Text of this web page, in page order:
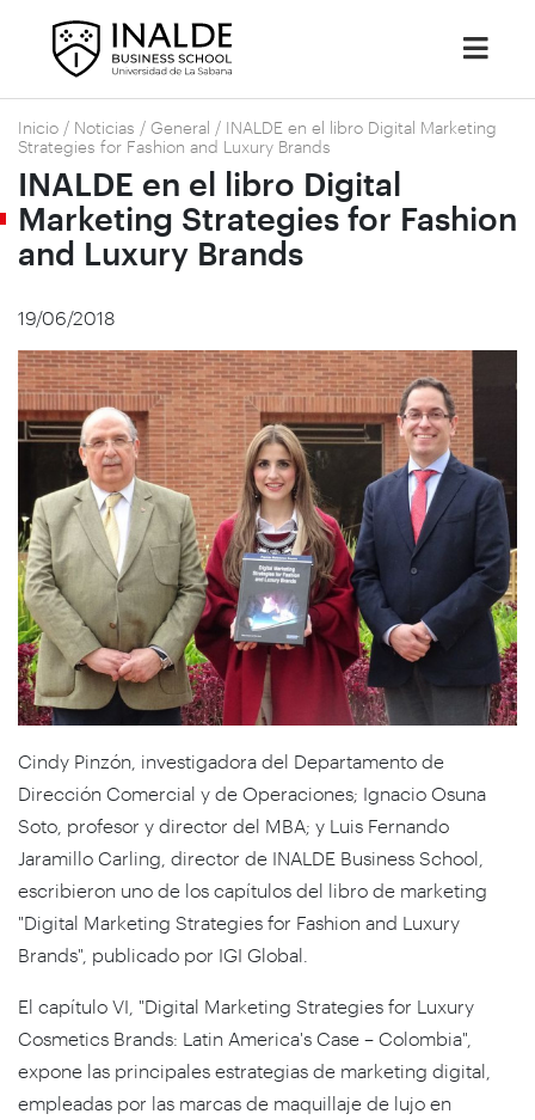
Inicio / Noticias / General / INALDE en el libro Digital Marketing
Strategies for Fashion and Luxury Brands
INALDE en el libro Digital
Marketing Strategies for Fashion
and Luxury Brands
19/06/2018
Cindy Pinzón, investigadora del Departamento de
Dirección Comercial y de Operaciones; Ignacio Osuna
Soto, profesor y director del MBA; y Luis Fernando
Jaramillo Carling, director de INALDE Business School,
escribieron uno de los capítulos del libro de marketing
"Digital Marketing Strategies for Fashion and Luxury
Brands", publicado por IGI Global.
El capítulo VI, "Digital Marketing Strategies for Luxury
Cosmetics Brands: Latin America's Case – Colombia",
expone las principales estrategias de marketing digital,
empleadas por las marcas de maquillaje de lujo en